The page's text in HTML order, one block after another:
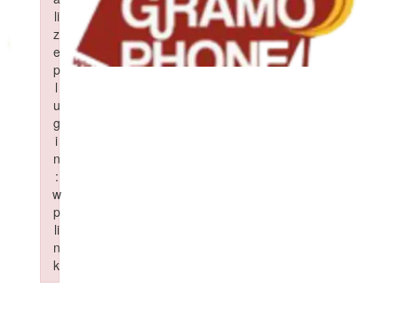
li
z
e
p
l
u
g
i
n
:
w
p
li
n
k
Failed to initialize plugin: wplink